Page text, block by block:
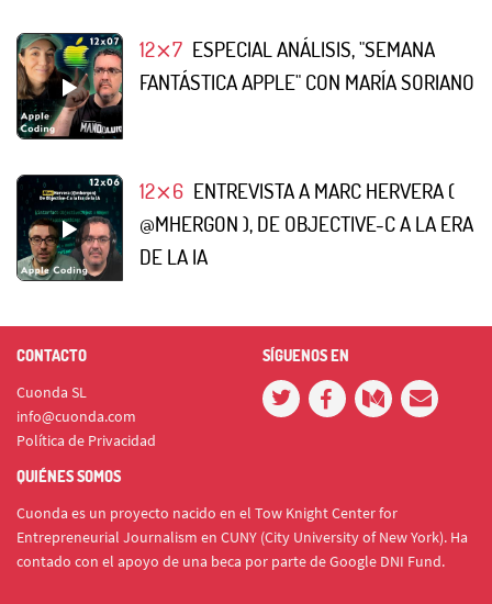
12⨯7 ESPECIAL ANÁLISIS, "SEMANA
FANTÁSTICA APPLE" CON MARÍA SORIANO
12⨯6 ENTREVISTA A MARC HERVERA (
@MHERGON ), DE OBJECTIVE-C A LA ERA
DE LA IA
CONTACTO
Cuonda SL
info@cuonda.com
Política de Privacidad
SÍGUENOS EN
QUIÉNES SOMOS
Cuonda es un proyecto nacido en el Tow Knight Center for
Entrepreneurial Journalism en CUNY (City University of New York). Ha
contado con el apoyo de una beca por parte de Google DNI Fund.